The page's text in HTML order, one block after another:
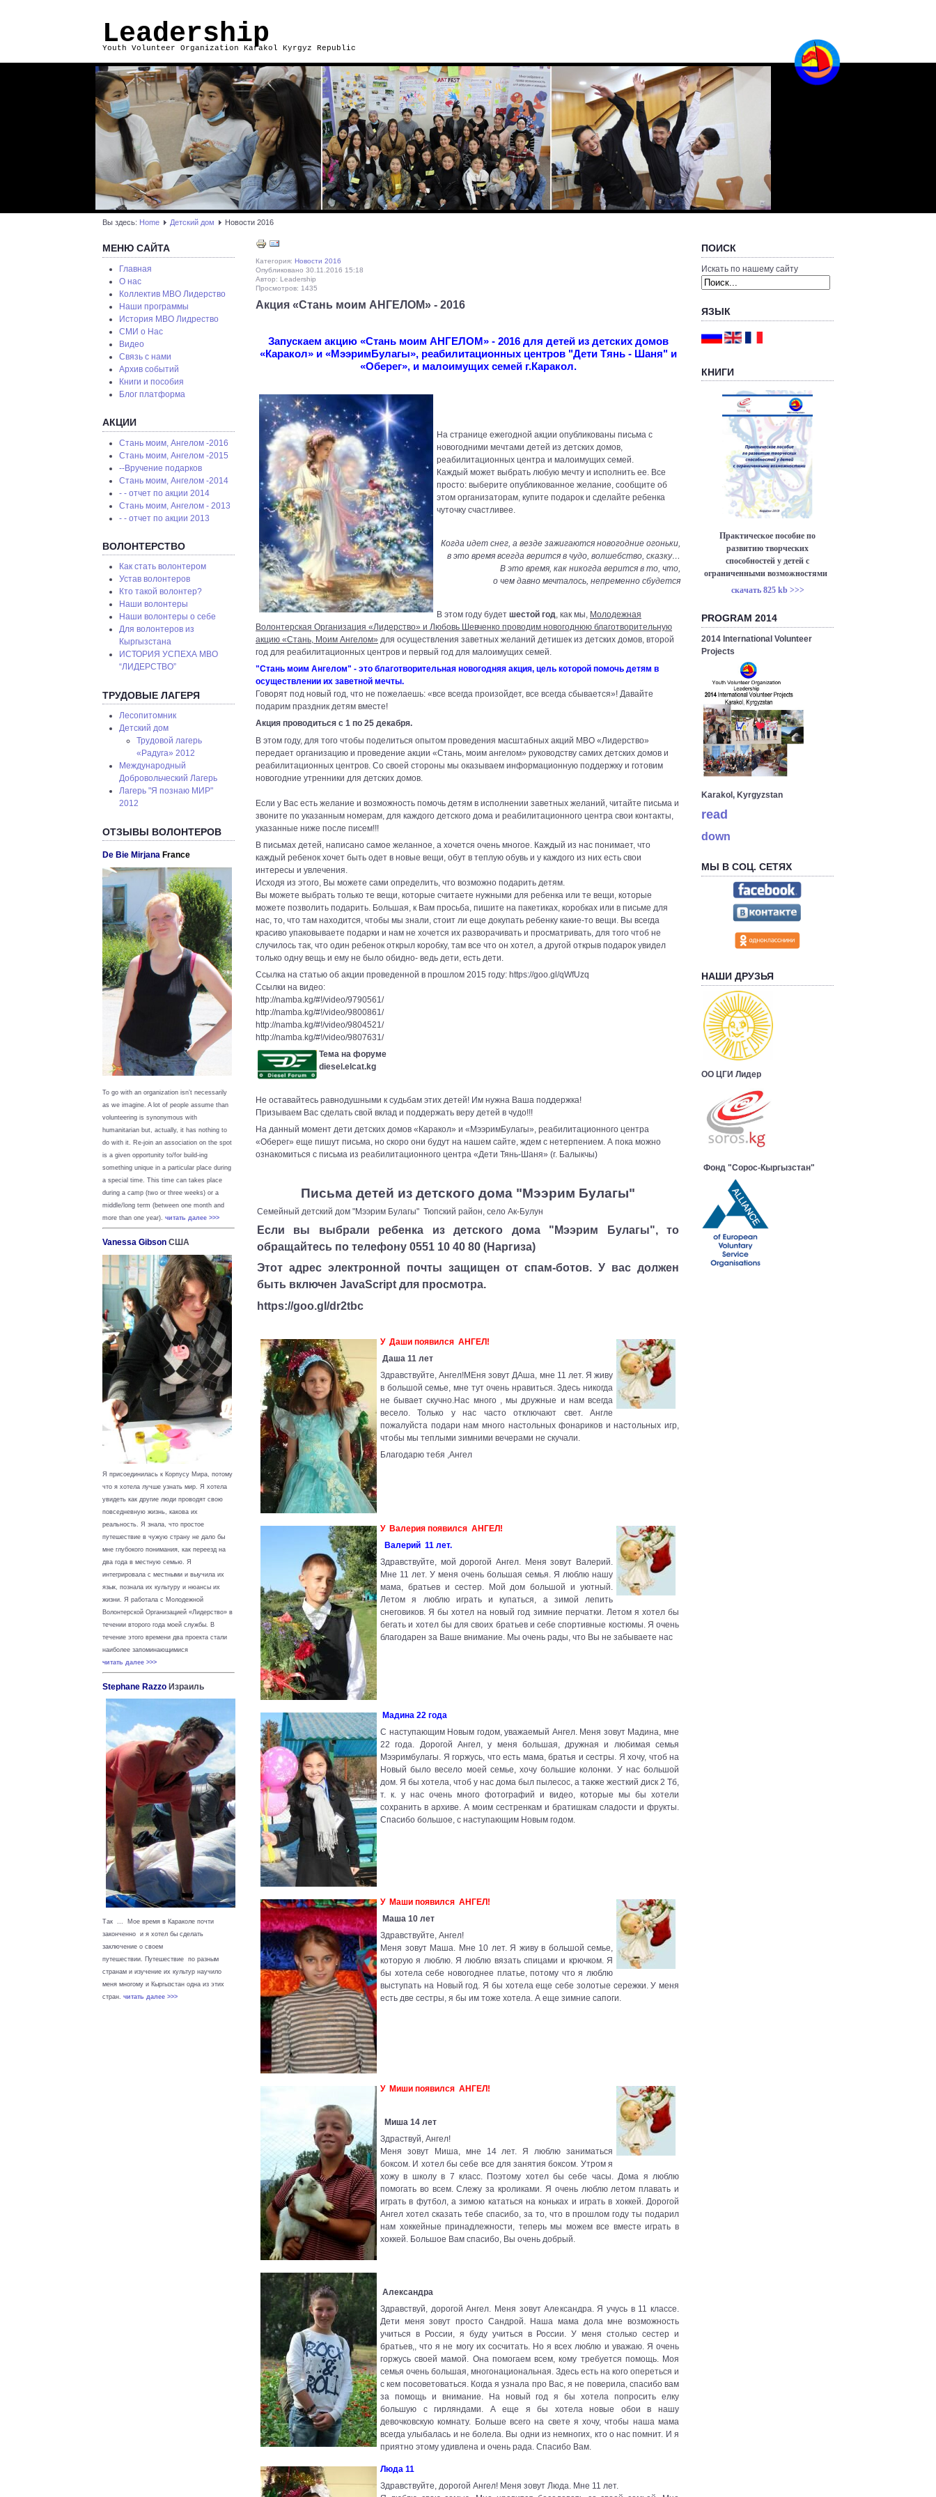
Leadership
Youth Volunteer Organization Karakol Kyrgyz Republic
Вы здесь: Home Детский дом Новости 2016
МЕНЮ САЙТА
Главная
О нас
Коллектив МВО Лидерство
Наши программы
История МВО Лидрество
СМИ о Нас
Видео
Связь с нами
Архив событий
Книги и пособия
Блог платформа
АКЦИИ
Стань моим, Ангелом -2016
Стань моим, Ангелом -2015
--Вручение подарков
Стань моим, Ангелом -2014
- - отчет по акции 2014
Стань моим, Ангелом - 2013
- - отчет по акции 2013
ВОЛОНТЕРСТВО
Как стать волонтером
Устав волонтеров
Кто такой волонтер?
Наши волонтеры
Наши волонтеры о себе
Для волонтеров из
Кыргызстана
ИСТОРИЯ УСПЕХА МВО
“ЛИДЕРСТВО”
ТРУДОВЫЕ ЛАГЕРЯ
Лесопитомник
Детский дом
Трудовой лагерь
«Радуга» 2012
Международный
Добровольческий Лагерь
Лагерь "Я познаю МИР"
2012
ОТЗЫВЫ ВОЛОНТЕРОВ
De Bie Mirjana France
To go with an organization isn’t necessarily
as we imagine. A lot of people assume than
volunteering is synonymous with
humanitarian but, actually, it has nothing to
do with it. Re-join an association on the spot
is a given opportunity to/for build-ing
something unique in a particular place during
a special time. This time can takes place
during a camp (two or three weeks) or a
middle/long term (between one month and
more than one year). читать далее >>>
Vanessa Gibson США
Я присоединилась к Корпусу Мира, потому
что я хотела лучше узнать мир. Я хотела
увидеть как другие люди проводят свою
повседневную жизнь, какова их
реальность. Я знала, что простое
путешествие в чужую страну не дало бы
мне глубокого понимания, как переезд на
два года в местную семью. Я
интегрировала с местными и выучила их
язык, познала их культуру и нюансы их
жизни. Я работала с Молодежной
Волонтерской Организацией «Лидерство» в
течении второго года моей службы. В
течение этого времени два проекта стали
наиболее запоминающимися
читать далее >>>
Stephane Razzo Израиль
Так ... Мое время в Караколе почти
законченно и я хотел бы сделать
заключение о своем
путешествии. Путешествие по разным
странам и изучение их культур научило
меня многому и Кыргызстан одна из этих
стран. читать далее >>>
Категория: Новости 2016
Опубликовано 30.11.2016 15:18
Автор: Leadership
Просмотров: 1435
Акция «Стань моим АНГЕЛОМ» - 2016
Запускаем акцию «Cтань моим АНГЕЛОМ» - 2016 для детей из детских домов
«Каракол» и «МээримБулагы», реабилитационных центров "Дети Тянь - Шаня" и
«Оберег», и малоимущих семей г.Каракол.
На странице ежегодной акции опубликованы письма с
новогодними мечтами детей из детских домов,
реабилитационных центра и малоимущих семей.
Каждый может выбрать любую мечту и исполнить ее. Все
просто: выберите опубликованное желание, сообщите об
этом организаторам, купите подарок и сделайте ребенка
чуточку счастливее.
Когда идет снег, а везде зажигаются новогодние огоньки,
в это время всегда верится в чудо, волшебство, сказку…
В это время, как никогда верится в то, что,
о чем давно мечталось, непременно сбудется
В этом году будет шестой год, как мы, Молодежная
Волонтерская Организация «Лидерство» и Любовь Шевченко проводим новогоднюю благотворительную
акцию «Стань, Моим Ангелом» для осуществления заветных желаний детишек из детских домов, второй
год для реабилитационных центров и первый год для малоимущих семей.
"Стань моим Ангелом" - это благотворительная новогодняя акция, цель которой помочь детям в
осуществлении их заветной мечты.
Говорят под новый год, что не пожелаешь: «все всегда произойдет, все всегда сбывается»! Давайте
подарим праздник детям вместе!
Акция проводиться с 1 по 25 декабря.
В этом году, для того чтобы поделиться опытом проведения масштабных акций МВО «Лидерство»
передает организацию и проведение акции «Стань, моим ангелом» руководству самих детских домов и
реабилитационных центров. Со своей стороны мы оказываем информационную поддержку и готовим
новогодние утренники для детских домов.
Если у Вас есть желание и возможность помочь детям в исполнении заветных желаний, читайте письма и
звоните по указанным номерам, для каждого детского дома и реабилитационного центра свои контакты,
указанные ниже после писем!!!
В письмах детей, написано самое желанное, а хочется очень многое. Каждый из нас понимает, что
каждый ребенок хочет быть одет в новые вещи, обут в теплую обувь и у каждого из них есть свои
интересы и увлечения.
Исходя из этого, Вы можете сами определить, что возможно подарить детям.
Вы можете выбрать только те вещи, которые считаете нужными для ребенка или те вещи, которые
можете позволить подарить. Большая, к Вам просьба, пишите на пакетиках, коробках или в письме для
нас, то, что там находится, чтобы мы знали, стоит ли еще докупать ребенку какие-то вещи. Вы всегда
красиво упаковываете подарки и нам не хочется их разворачивать и просматривать, для того чтоб не
случилось так, что один ребенок открыл коробку, там все что он хотел, а другой открыв подарок увидел
только одну вещь и ему не было обидно- ведь дети, есть дети.
Ссылка на статью об акции проведенной в прошлом 2015 году: https://goo.gl/qWfUzq
Ссылки на видео:
http://namba.kg/#!/video/9790561/
http://namba.kg/#!/video/9800861/
http://namba.kg/#!/video/9804521/
http://namba.kg/#!/video/9807631/
Тема на форуме
diesel.elcat.kg
Не оставайтесь равнодушными к судьбам этих детей! Им нужна Ваша поддержка!
Призываем Вас сделать свой вклад и поддержать веру детей в чудо!!!
На данный момент дети детских домов «Каракол» и «МээримБулагы», реабилитационного центра
«Оберег» еще пишут письма, но скоро они будут на нашем сайте, ждем с нетерпением. А пока можно
ознакомиться с письма из реабилитационного центра «Дети Тянь-Шаня» (г. Балыкчы)
Письма детей из детского дома "Мээрим Булагы"
Семейный детский дом "Мээрим Булагы" Тюпский район, село Ак-Булун
Если вы выбрали ребенка из детского дома "Мээрим Булагы", то
обращайтесь по телефону 0551 10 40 80 (Наргиза)
Этот адрес электронной почты защищен от спам-ботов. У вас должен
быть включен JavaScript для просмотра.
https://goo.gl/dr2tbc
У Даши появился АНГЕЛ!
Даша 11 лет
Здравствуйте, Ангел!МЕня зовут ДАша, мне 11 лет. Я живу
в большой семье, мне тут очень нравиться. Здесь никогда
не бывает скучно.Нас много , мы дружные и нам всегда
весело. Только у нас часто отключают свет. Англе
пожалуйста подари нам много настольных фонариков и настольных игр,
чтобы мы теплыми зимними вечерами не скучали.
Благодарю тебя ,Ангел
У Валерия появился АНГЕЛ!
Валерий 11 лет.
Здравствуйте, мой дорогой Ангел. Меня зовут Валерий.
Мне 11 лет. У меня очень большая семья. Я люблю нашу
мама, братьев и сестер. Мой дом большой и уютный.
Летом я люблю играть и купаться, а зимой лепить
снеговиков. Я бы хотел на новый год зимние перчатки. Летом я хотел бы
бегать и хотел бы для своих братьев и себе спортивные костюмы. Я очень
благодарен за Ваше внимание. Мы очень рады, что Вы не забываете нас
Мадина 22 года
С наступающим Новым годом, уважаемый Ангел. Меня зовут Мадина, мне
22 года. Дорогой Ангел, у меня большая, дружная и любимая семья
Мээримбулагы. Я горжусь, что есть мама, братья и сестры. Я хочу, чтоб на
Новый было весело моей семье, хочу большие колонки. У нас большой
дом. Я бы хотела, чтоб у нас дома был пылесос, а также жесткий диск 2 Тб,
т. к. у нас очень много фотографий и видео, которые мы бы хотели
сохранить в архиве. А моим сестренкам и братишкам сладости и фрукты.
Спасибо большое, с наступающим Новым годом.
У Маши появился АНГЕЛ!
Маша 10 лет
Здравствуйте, Ангел!
Меня зовут Маша. Мне 10 лет. Я живу в большой семье,
которую я люблю. Я люблю вязать спицами и крючком. Я
бы хотела себе новогоднее платье, потому что я люблю
выступать на Новый год. Я бы хотела еще себе золотые сережки. У меня
есть две сестры, я бы им тоже хотела. А еще зимние сапоги.
У Миши появился АНГЕЛ!
Миша 14 лет
Здраствуй, Ангел!
Меня зовут Миша, мне 14 лет. Я люблю заниматься
боксом. И хотел бы себе все для занятия боксом. Утром я
хожу в школу в 7 класс. Поэтому хотел бы себе часы. Дома я люблю
помогать во всем. Слежу за кроликами. Я очень люблю летом плавать и
играть в футбол, а зимою кататься на коньках и играть в хоккей. Дорогой
Ангел хотел сказать тебе спасибо, за то, что в прошлом году ты подарил
нам хоккейные принадлежности, теперь мы можем все вместе играть в
хоккей. Большое Вам спасибо, Вы очень добрый.
Александра
Здравствуй, дорогой Ангел. Меня зовут Александра. Я учусь в 11 классе.
Дети меня зовут просто Сандрой. Наша мама дола мне возможность
учиться в России, я буду учиться в России. У меня столько сестер и
братьев,, что я не могу их сосчитать. Но я всех люблю и уважаю. Я очень
горжусь своей мамой. Она помогаем всем, кому требуется помощь. Моя
семья очень большая, многонациональная. Здесь есть на кого опереться и
с кем посоветоваться. Когда я узнала про Вас, я не поверила, спасибо вам
за помощь и внимание. На новый год я бы хотела попросить елку
большую с гирляндами. А еще я бы хотела новые обои в нашу
девочковскую комнату. Больше всего на свете я хочу, чтобы наша мама
всегда улыбалась и не болела. Вы одни из немногих, кто о нас помнит. И я
приятно этому удивлена и очень рада. Спасибо Вам.
Люда 11
Здравствуйте, дорогой Ангел! Меня зовут Люда. Мне 11 лет.
ПОИСК
Искать по нашему сайту
ЯЗЫК
КНИГИ
Практическое пособие по
развитию творческих
способностей у детей с
ограниченными возможностями
скачать 825 kb >>>
PROGRAM 2014
2014 International Volunteer
Projects
Karakol, Kyrgyzstan
read
down
МЫ В СОЦ. СЕТЯХ
НАШИ ДРУЗЬЯ
ОО ЦГИ Лидер
Фонд "Сорос-Кыргызстан"